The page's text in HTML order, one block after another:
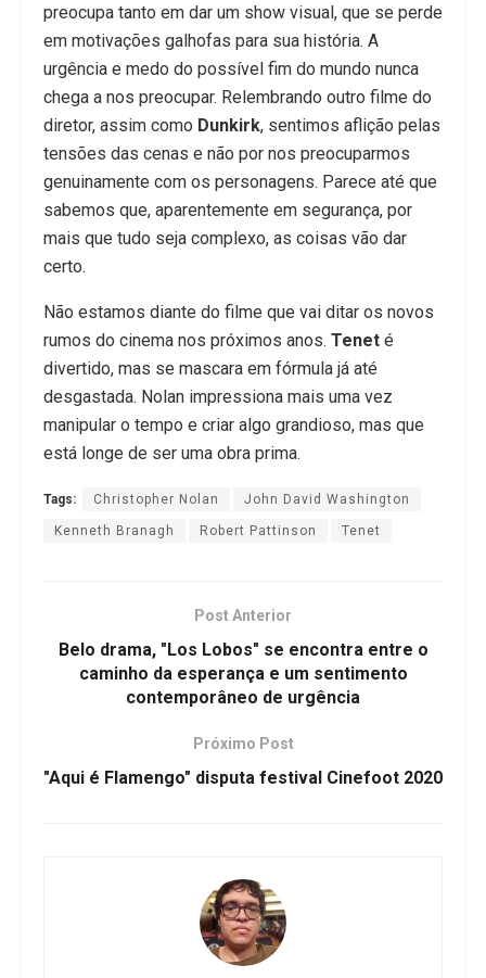
preocupa tanto em dar um show visual, que se perde
em motivações galhofas para sua história. A
urgência e medo do possível fim do mundo nunca
chega a nos preocupar. Relembrando outro filme do
diretor, assim como Dunkirk, sentimos aflição pelas
tensões das cenas e não por nos preocuparmos
genuinamente com os personagens. Parece até que
sabemos que, aparentemente em segurança, por
mais que tudo seja complexo, as coisas vão dar
certo.
Não estamos diante do filme que vai ditar os novos
rumos do cinema nos próximos anos. Tenet é
divertido, mas se mascara em fórmula já até
desgastada. Nolan impressiona mais uma vez
manipular o tempo e criar algo grandioso, mas que
está longe de ser uma obra prima.
Tags: Christopher Nolan John David Washington
Kenneth Branagh Robert Pattinson Tenet
Post Anterior
Belo drama, "Los Lobos" se encontra entre o
caminho da esperança e um sentimento
contemporâneo de urgência
Próximo Post
"Aqui é Flamengo" disputa festival Cinefoot 2020